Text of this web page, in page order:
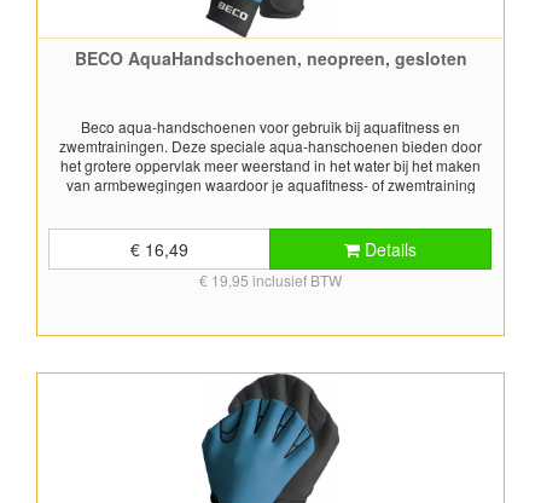
BECO AquaHandschoenen, neopreen, gesloten
Beco aqua-handschoenen voor gebruik bij aquafitness en
zwemtrainingen. Deze speciale aqua-hanschoenen bieden door
het grotere oppervlak meer weerstand in het water bij het maken
van armbewegingen waardoor je aquafitness- of zwemtraining
gemaakt uit neopreen. Handschoentjes hebben gesloten
vingertoppen en hebben een klittenbandsluiting aan de pols.
Worden per paar geleverd. De kleur verschilt per maat:Maat S -
€ 16,49 Details
€ 19,95 inclusief BTW